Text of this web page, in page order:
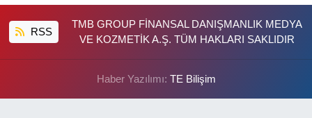
RSS
TMB GROUP FİNANSAL DANIŞMANLIK MEDYA
VE KOZMETİK A.Ş. TÜM HAKLARI SAKLIDIR
Haber Yazılımı: TE Bilişim